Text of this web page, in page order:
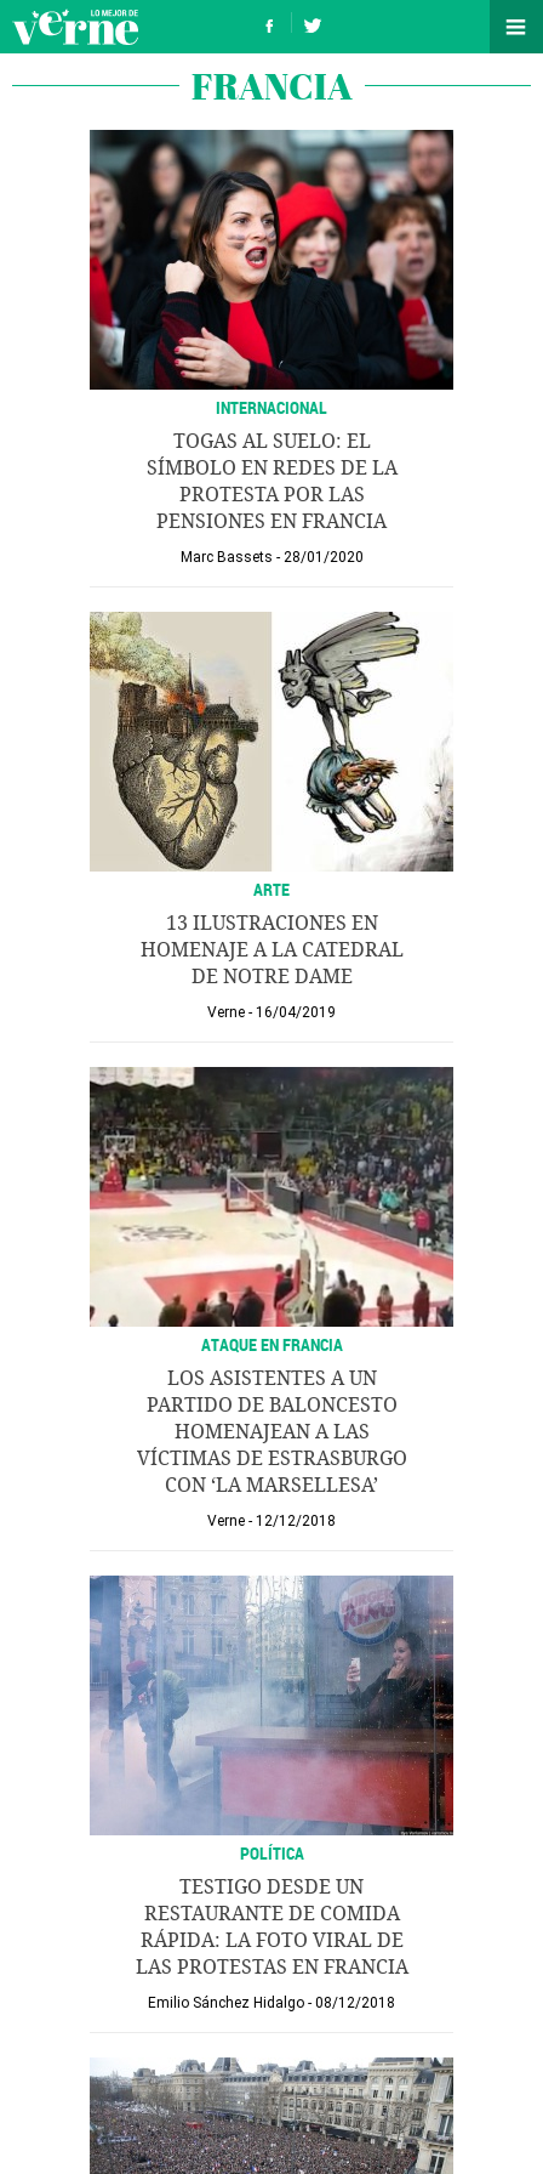
FRANCIA
INTERNACIONAL
TOGAS AL SUELO: EL
SÍMBOLO EN REDES DE LA
PROTESTA POR LAS
PENSIONES EN FRANCIA
Marc Bassets 28/01/2020
ARTE
13 ILUSTRACIONES EN
HOMENAJE A LA CATEDRAL
DE NOTRE DAME
Verne 16/04/2019
ATAQUE EN FRANCIA
LOS ASISTENTES A UN
PARTIDO DE BALONCESTO
HOMENAJEAN A LAS
VÍCTIMAS DE ESTRASBURGO
CON ‘LA MARSELLESA’
Verne 12/12/2018
POLÍTICA
TESTIGO DESDE UN
RESTAURANTE DE COMIDA
RÁPIDA: LA FOTO VIRAL DE
LAS PROTESTAS EN FRANCIA
Emilio Sánchez Hidalgo 08/12/2018